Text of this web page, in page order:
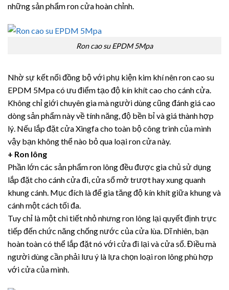
những sản phẩm ron cửa hoàn chỉnh.
Ron cao su EPDM 5Mpa
Nhờ sự kết nối đồng bộ với phụ kiện kim khí nên ron cao su
EPDM 5Mpa có ưu điểm tạo độ kín khít cao cho cánh cửa.
Không chỉ giới chuyên gia mà người dùng cũng đánh giá cao
dòng sản phẩm này về tính năng, độ bền bỉ và giá thành hợp
lý. Nếu lắp đặt cửa Xingfa cho toàn bộ công trình của mình
vậy bạn không thể nào bỏ qua loại ron cửa này.
+ Ron lông
Phần lớn các sản phẩm ron lông đều được gia chủ sử dụng
lắp đặt cho cánh cửa đi, cửa sổ mở trượt hay xung quanh
khung cánh. Mục đích là để gia tăng độ kín khít giữa khung và
cánh một cách tối đa.
Tuy chỉ là một chi tiết nhỏ nhưng ron lông lại quyết định trực
tiếp đến chức năng chống nước của cửa lùa. Dĩ nhiên, bạn
hoàn toàn có thể lắp đặt nó với cửa đi lại và cửa sổ. Điều mà
người dùng cần phải lưu ý là lựa chọn loại ron lông phù hợp
với cửa của mình.